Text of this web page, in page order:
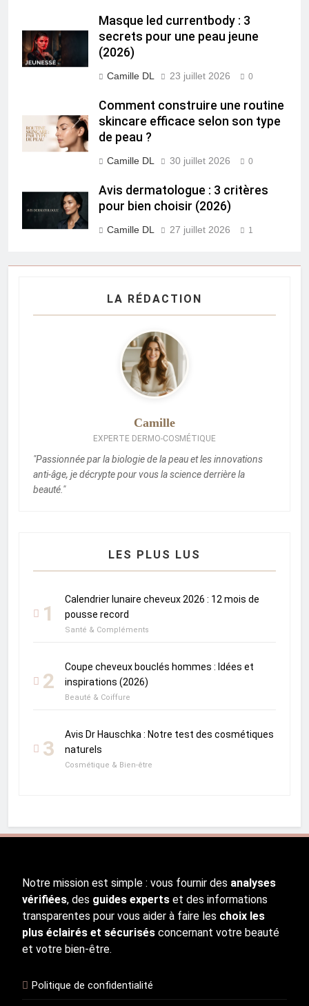
Masque led currentbody : 3
secrets pour une peau jeune
(2026)
Camille DL 23 juillet 2026 0
Comment construire une routine
skincare efficace selon son type
de peau ?
Camille DL 30 juillet 2026 0
Avis dermatologue : 3 critères
pour bien choisir (2026)
Camille DL 27 juillet 2026 1
LA RÉDACTION
Camille
EXPERTE DERMO-COSMÉTIQUE
"Passionnée par la biologie de la peau et les innovations
anti-âge, je décrypte pour vous la science derrière la
beauté."
LES PLUS LUS
1
Calendrier lunaire cheveux 2026 : 12 mois de
pousse record
Santé & Compléments
2
Coupe cheveux bouclés hommes : Idées et
inspirations (2026)
Beauté & Coiffure
3
Avis Dr Hauschka : Notre test des cosmétiques
naturels
Cosmétique & Bien-être
Notre mission est simple : vous fournir des analyses
vérifiées, des guides experts et des informations
transparentes pour vous aider à faire les choix les
plus éclairés et sécurisés concernant votre beauté
et votre bien-être.
Politique de confidentialité